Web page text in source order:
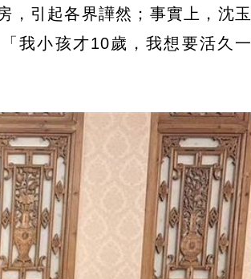
，引起各界譁然；事實上，沈玉
我小孩才10歲，我想要活久一